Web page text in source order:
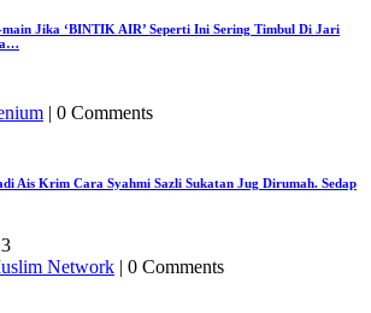
Jika ‘BINTIK AIR’ Seperti Ini Sering Timbul Di Jari
| 0 Comments
Ais Krim Cara Syahmi Sazli Sukatan Jug Dirumah. Sedap
Network | 0 Comments